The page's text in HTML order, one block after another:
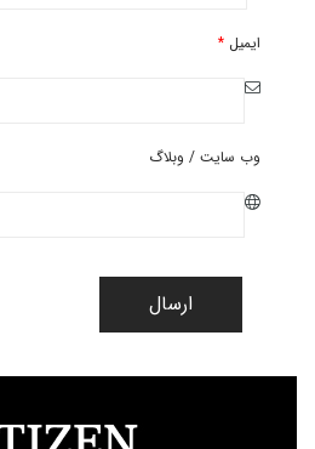
ایمیل *
وب سایت / وبلاگ
ارسال